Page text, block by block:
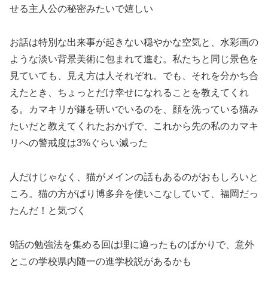
せる主人公の秘密みたいで嬉しい️
お話は特別な出来事が起きない穏やかな空気と、水彩画の
ような淡い背景美術に包まれて進む。私たちと同じ景色を
見ていても、見え方は人それぞれ。でも、それを分かち合
えたとき、ちょっとだけ幸せになれることを教えてくれ
る。カマキリが鎌を研いでいるのを、顔を洗っている猫み
たいだと教えてくれたおかげで、これから先の私のカマキ
リへの警戒度は3%ぐらい減った
人だけじゃなく、猫がメインの話もあるのがおもしろいと
ころ。猫の方がばり博多弁を使いこなしていて、福岡だっ
たんだ！と気づく
9話の勉強法を集める回は理に適ったものばかりで、意外
とこの学校県内随一の進学校説があるかも